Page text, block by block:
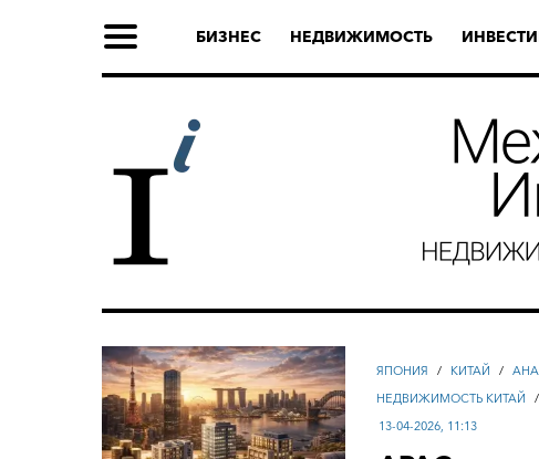
БИЗНЕС НЕДВИЖИМОСТЬ
ЯПОНИЯ / КИТАЙ /
НЕДВИЖИМОСТЬ КИТАЙ
/
13-04-2026, 11:13